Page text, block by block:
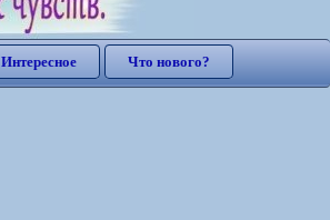
Интересное Что нового?